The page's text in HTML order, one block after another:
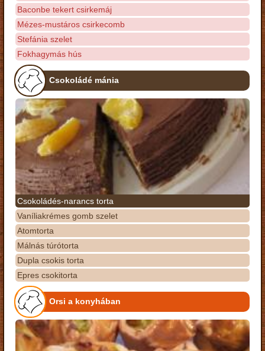
Baconbe tekert csirkemáj
Mézes-mustáros csirkecomb
Stefánia szelet
Fokhagymás hús
Csokoládé mánia
Csokoládés-narancs torta
Vaníliakrémes gomb szelet
Atomtorta
Málnás túrótorta
Dupla csokis torta
Epres csokitorta
Orsi a konyhában